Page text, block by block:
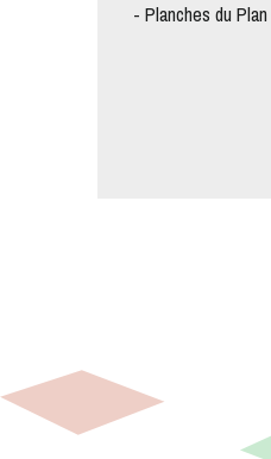
- Planches du